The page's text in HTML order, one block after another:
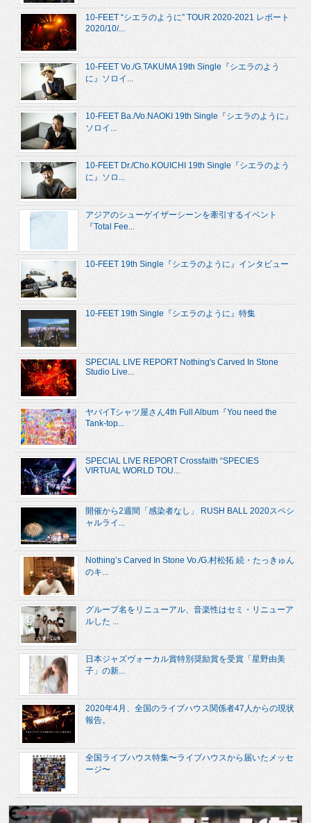
10-FEET “シエラのように” TOUR 2020-2021 レポート
2020/10/...
10-FEET Vo./G.TAKUMA 19th Single『シエラのよう
に』ソロイ...
10-FEET Ba./Vo.NAOKI 19th Single『シエラのように』
ソロイ...
10-FEET Dr./Cho.KOUICHI 19th Single『シエラのよう
に』ソロ...
アジアのシューゲイザーシーンを牽引するイベント
『Total Fee...
10-FEET 19th Single『シエラのように』インタビュー
10-FEET 19th Single『シエラのように』特集
SPECIAL LIVE REPORT Nothing's Carved In Stone
Studio Live...
ヤバイTシャツ屋さん4th Full Album『You need the
Tank-top...
SPECIAL LIVE REPORT Crossfaith “SPECIES
VIRTUAL WORLD TOU...
開催から2週間「感染者なし」 RUSH BALL 2020スペシ
ャルライ...
Nothing’s Carved In Stone Vo./G.村松拓 続・たっきゅん
のキ...
グループ名をリニューアル、音楽性はセミ・リニューア
ルした ...
日本ジャズヴォーカル賞特別奨励賞を受賞「星野由美
子」の新...
2020年4月、全国のライブハウス関係者47人からの現状
報告。
全国ライブハウス特集〜ライブハウスから届いたメッセ
ージ〜